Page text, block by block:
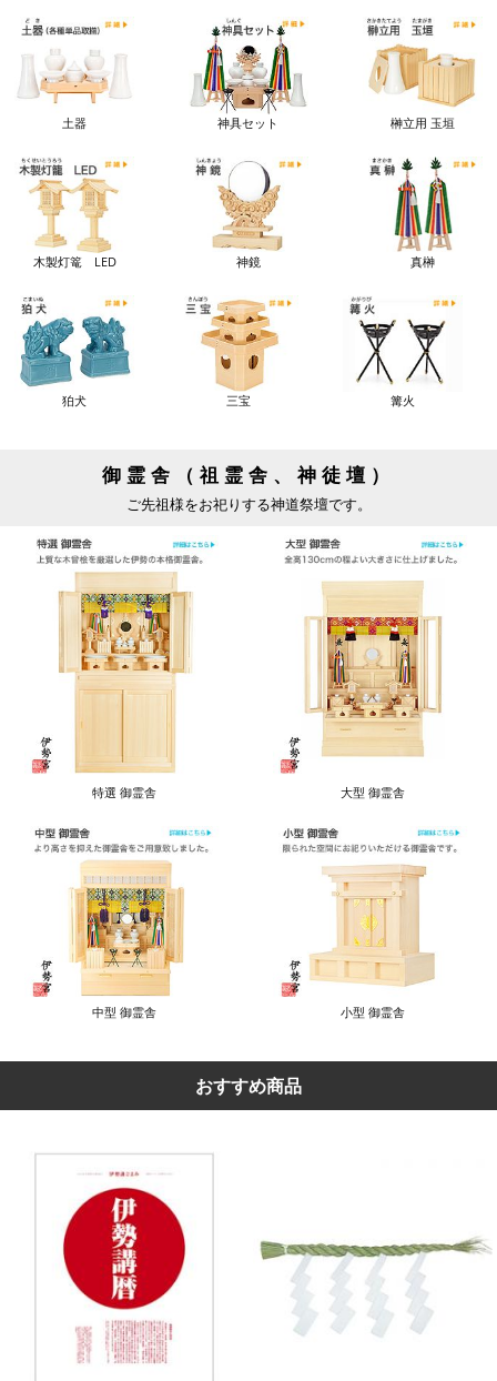
土器 神具セット 榊立用 玉垣
木製灯篭 LED 神鏡 真榊
狛犬 三宝 篝火
御霊舎（祖霊舎、神徒壇）
ご先祖様をお祀りする神道祭壇です。
特選 御霊舎 大型 御霊舎
中型 御霊舎 小型 御霊舎
おすすめ商品